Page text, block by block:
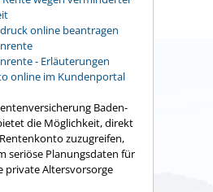
online beantragen
- Erläuterungen
online im Kundenportal
Baden-
die Möglichkeit, direkt
zuzugreifen,
seriöse Planungsdaten für
private Altersvorsorge